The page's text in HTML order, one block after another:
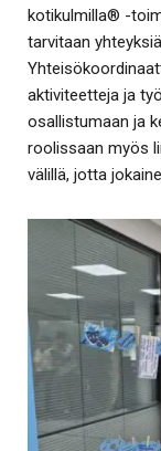
kotikulmilla® -
tarvitaan
aktiviteetteja ja
osallistumaan ja
roolissaan myös
välillä, jotta